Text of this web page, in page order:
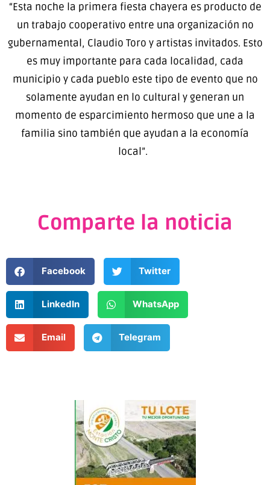
“Esta noche la primera fiesta chayera es producto de
un trabajo cooperativo entre una organización no
gubernamental, Claudio Toro y artistas invitados. Esto
es muy importante para cada localidad, cada
municipio y cada pueblo este tipo de evento que no
solamente ayudan en lo cultural y generan un
momento de esparcimiento hermoso que une a la
familia sino también que ayudan a la economía
local”.
Comparte la noticia
Facebook Twitter
LinkedIn WhatsApp
Email Telegram